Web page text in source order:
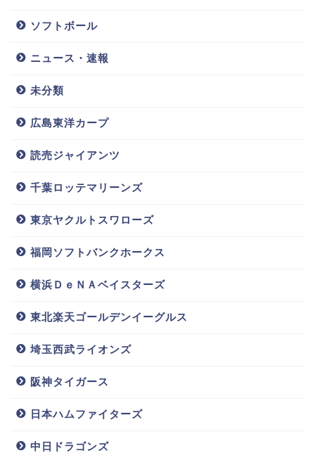
ソフトボール
ニュース・速報
未分類
広島東洋カープ
読売ジャイアンツ
千葉ロッテマリーンズ
東京ヤクルトスワローズ
福岡ソフトバンクホークス
横浜ＤｅＮＡベイスターズ
東北楽天ゴールデンイーグルス
埼玉西武ライオンズ
阪神タイガース
日本ハムファイターズ
中日ドラゴンズ